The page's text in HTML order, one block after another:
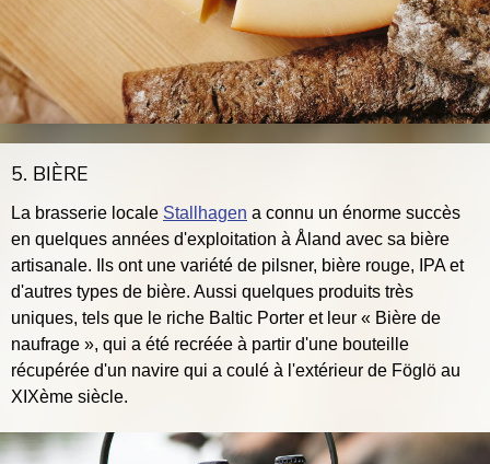
5. BIÈRE
La brasserie locale Stallhagen a connu un énorme succès
en quelques années d'exploitation à Åland avec sa bière
artisanale. Ils ont une variété de pilsner, bière rouge, IPA et
d'autres types de bière. Aussi quelques produits très
uniques, tels que le riche Baltic Porter et leur « Bière de
naufrage », qui a été recréée à partir d'une bouteille
récupérée d'un navire qui a coulé à l'extérieur de Föglö au
XIXème siècle.